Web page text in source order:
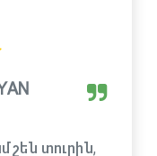
տուրին,